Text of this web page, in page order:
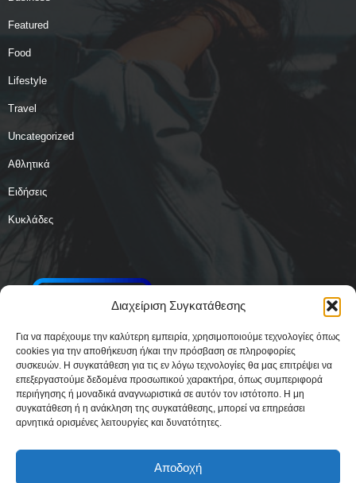
Διαχείριση Συγκατάθεσης
Για να παρέχουμε την καλύτερη εμπειρία, χρησιμοποιούμε τεχνολογίες όπως
cookies για την αποθήκευση ή/και την πρόσβαση σε πληροφορίες
συσκευών. Η συγκατάθεση για τις εν λόγω τεχνολογίες θα μας επιτρέψει να
επεξεργαστούμε δεδομένα προσωπικού χαρακτήρα, όπως συμπεριφορά
περιήγησης ή μοναδικά αναγνωριστικά σε αυτόν τον ιστότοπο. Η μη
συγκατάθεση ή η ανάκληση της συγκατάθεσης, μπορεί να επηρεάσει
αρνητικά ορισμένες λειτουργίες και δυνατότητες.
Αποδοχή
Featured
Food
Lifestyle
Travel
Uncategorized
Αθλητικά
Ειδήσεις
Κυκλάδες